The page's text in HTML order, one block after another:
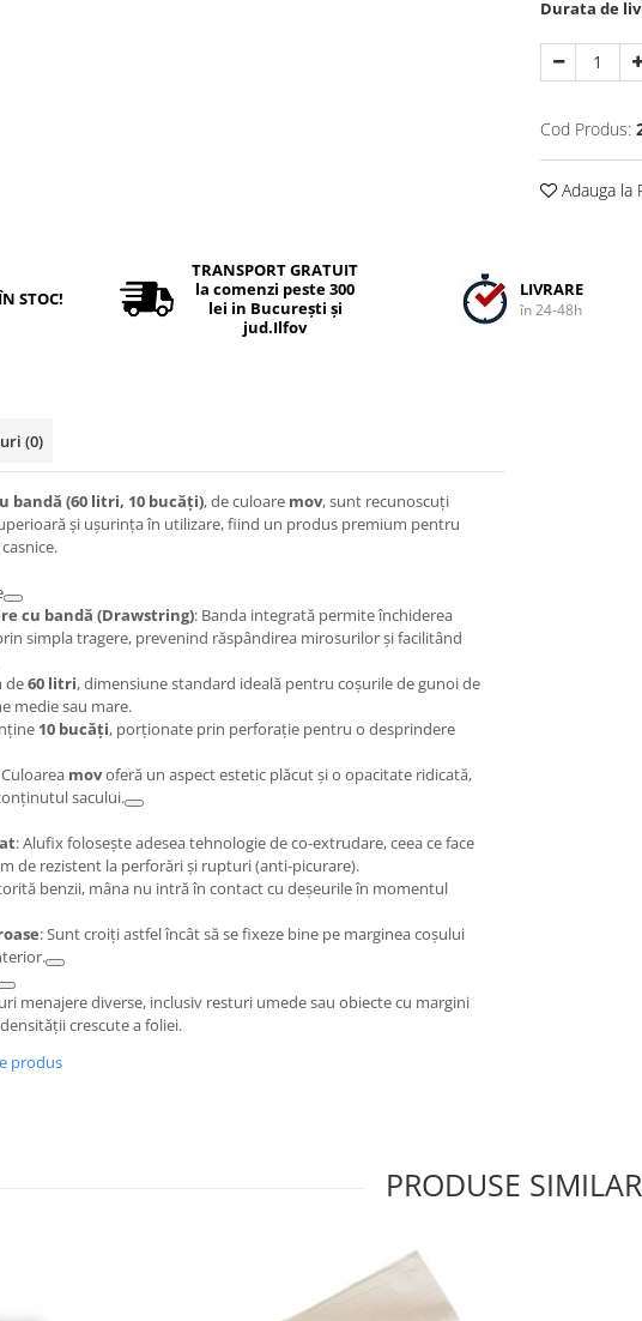
Durata de
Cod Produs:
Adauga la
STOC!
TRANSPORT GRATUIT
la comenzi peste 300
lei in București și
jud.Ilfov
LIVRARE
în 24-48h
(0)
bandă (60 litri, 10 bucăți), de culoare mov, sunt recunoscuți
și ușurința în utilizare, fiind un produs premium pentru
cu bandă (Drawstring): Banda integrată permite închiderea
simpla tragere, prevenind răspândirea mirosurilor și facilitând
de60 litri, dimensiune standard ideală pentru coșurile de gunoi de
medie sau mare.
10 bucăți, porționate prin perforație pentru o desprindere
Culoarea movoferă un aspect estetic plăcut și o opacitate ridicată,
sacului.
: Alufix folosește adesea tehnologie de co-extrudare, ceea ce face
de rezistent la perforări și rupturi (anti-picurare).
benzii, mâna nu intră în contact cu deșeurile în momentul
: Sunt croiți astfel încât să se fixeze bine pe marginea coșului
menajere diverse, inclusiv resturi umede sau obiecte cu margini
crescute a foliei.
produs
PRODUSE